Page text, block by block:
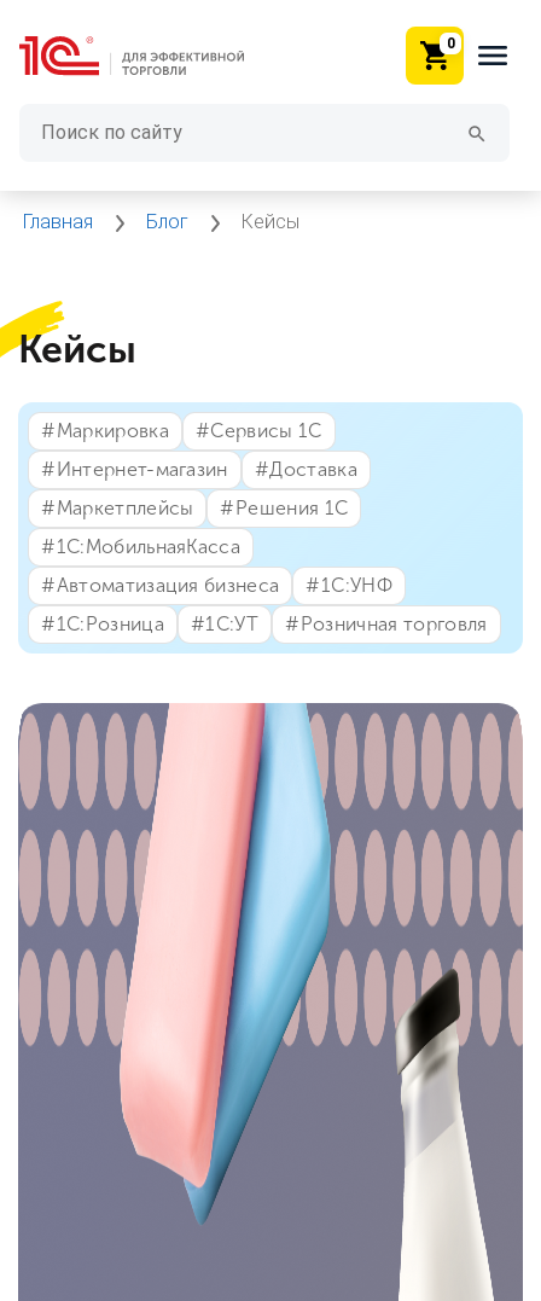
0
Главная Блог Кейсы
Кейсы
#⁣Автоматизация бизнеса
#⁣1С:УНФ
#⁣1С:Розница
#⁣1С:УТ #⁣Розничная торговля
#⁣Маркировка
#⁣Сервисы 1С
#⁣Интернет-магазин
#⁣Доставка
#⁣Маркетплейсы
#⁣Решения 1С
#⁣1С:МобильнаяКасса